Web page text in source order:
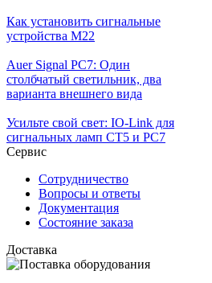
Как установить сигнальные
устройства М22
Auer Signal PC7: Один
столбчатый светильник, два
варианта внешнего вида
Усильте свой свет: IO-Link для
сигнальных ламп CT5 и PC7
Сервис
Сотрудничество
Вопросы и ответы
Документация
Состояние заказа
Доставка